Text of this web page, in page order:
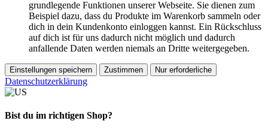
grundlegende Funktionen unserer Webseite. Sie dienen zum
Beispiel dazu, dass du Produkte im Warenkorb sammeln oder
dich in dein Kundenkonto einloggen kannst. Ein Rückschluss
auf dich ist für uns dadurch nicht möglich und dadurch
anfallende Daten werden niemals an Dritte weitergegeben.
Einstellungen speichern Zustimmen Nur erforderliche
Datenschutzerklärung
Bist du im richtigen Shop?